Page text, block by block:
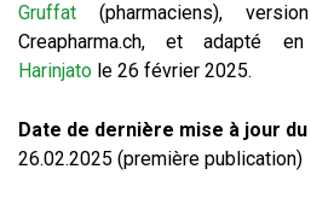
Gruffat (pharmaciens),
Creapharma.ch, et adapté
Harinjato le 26 février 2025.
Date de dernière mise à jour
26.02.2025 (première publication)